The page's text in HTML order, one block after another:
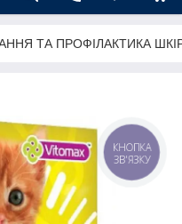
ТА ПРОФІЛАКТИКА
КНОПКА
ЗВ'ЯЗКУ